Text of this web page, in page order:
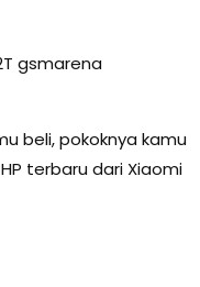
gsmarena
beli, pokoknya kamu
terbaru dari Xiaomi